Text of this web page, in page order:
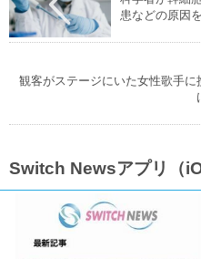
患などの原因
観客がステージにいた女性歌手に
Switch Newsアプリ（